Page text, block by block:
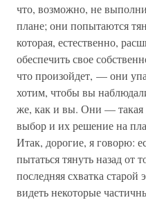
что, возможно, не
плане; они попытаются
которая, естественно,
обеспечить свое
что произойдет, — они
хотим, чтобы вы
же, как и вы. Они — такая
выбор и их решение на
Итак, дорогие, я говорю:
пытаться тянуть назад от
последняя схватка
видеть некоторые